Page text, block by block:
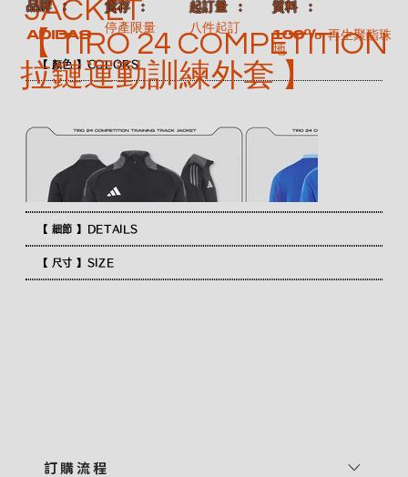
【 顏色 】COLORS
【 細節 】DETAILS
【 尺寸 】SIZE
JACKET
【 TIRO 24 COMPETITION
拉鏈運動訓練外套 】
​品牌 ：
ADIDAS
​貨存 ：
停產限量
​起訂量 ：
八件起訂
​質料 ：
100% 再生聚酯珠
地
訂 購 流 程